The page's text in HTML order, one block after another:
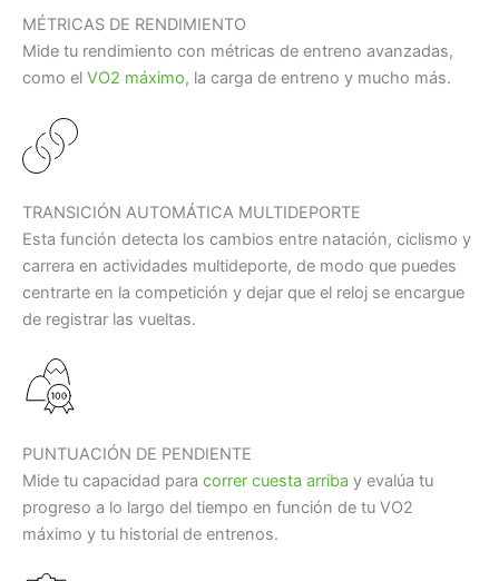
MÉTRICAS DE RENDIMIENTO
Mide tu rendimiento con métricas de entreno avanzadas,
como el VO2 máximo, la carga de entreno y mucho más.
TRANSICIÓN AUTOMÁTICA MULTIDEPORTE
Esta función detecta los cambios entre natación, ciclismo y
carrera en actividades multideporte, de modo que puedes
centrarte en la competición y dejar que el reloj se encargue
de registrar las vueltas.
PUNTUACIÓN DE PENDIENTE
Mide tu capacidad para correr cuesta arriba y evalúa tu
progreso a lo largo del tiempo en función de tu VO2
máximo y tu historial de entrenos.